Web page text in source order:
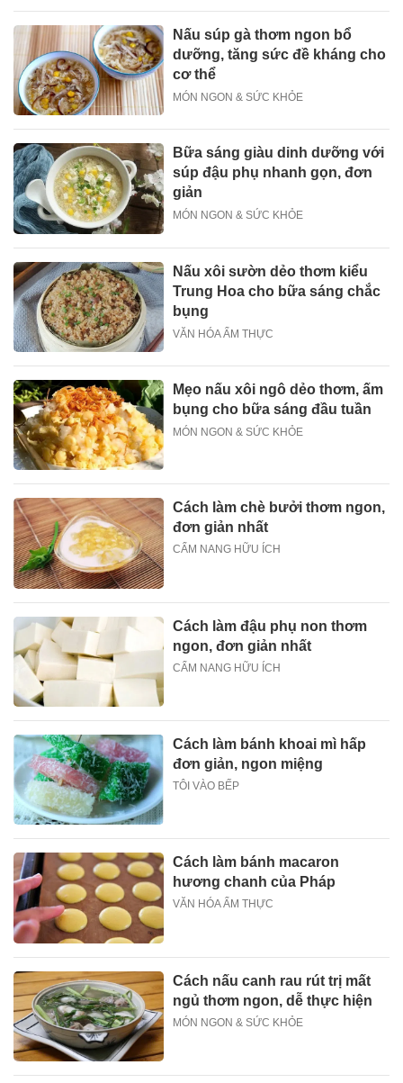
Nấu súp gà thơm ngon bổ
dưỡng, tăng sức đề kháng cho
cơ thể
MÓN NGON & SỨC KHỎE
Bữa sáng giàu dinh dưỡng với
súp đậu phụ nhanh gọn, đơn
giản
MÓN NGON & SỨC KHỎE
Nấu xôi sườn dẻo thơm kiểu
Trung Hoa cho bữa sáng chắc
bụng
VĂN HÓA ẨM THỰC
Mẹo nấu xôi ngô dẻo thơm, ấm
bụng cho bữa sáng đầu tuần
MÓN NGON & SỨC KHỎE
Cách làm chè bưởi thơm ngon,
đơn giản nhất
CẨM NANG HỮU ÍCH
Cách làm đậu phụ non thơm
ngon, đơn giản nhất
CẨM NANG HỮU ÍCH
Cách làm bánh khoai mì hấp
đơn giản, ngon miệng
TÔI VÀO BẾP
Cách làm bánh macaron
hương chanh của Pháp
VĂN HÓA ẨM THỰC
Cách nấu canh rau rút trị mất
ngủ thơm ngon, dễ thực hiện
MÓN NGON & SỨC KHỎE